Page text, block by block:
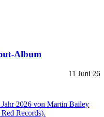
Album
11 Juni 26